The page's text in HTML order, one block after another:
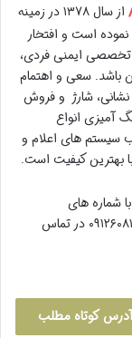
از سال ۱۳۷۸ در زمینه
است و افتخار
تخصصی ایمنی فردی،
باشد. سعی و اهتمام
شارژ و فروش
آمیزی انواع
سیستم های اعلام و
بهترین کیفیت است.
شماره های
۰۲۱۳۳۵۰۰۱۵۴ | ۰۲۱۳۳۵۰۰۴۶۹ | ۰۹۰۱۳۷۴۰۱۱۶ | ۰۹۱۲۶۰۸۱۱۷۱ در تماس
کوتاه مطلب